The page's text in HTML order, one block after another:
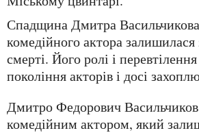
Спадщина Дмитра Васильчикова як видатного
комедійного актора залишилася
смерті. Його ролі і
покоління акторів і досі
Дмитро Федорович Васильчиков був видатним
комедійним актором, який